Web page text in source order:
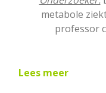
metabole
professor
Lees meer